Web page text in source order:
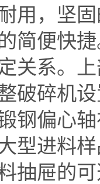
用，坚
简便快
关系。
破碎机
钢偏心
型进料
抽屉的